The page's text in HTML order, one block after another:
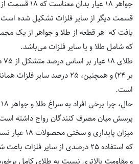
قسمت دیگر از سایر فلزات تشکیل شده
که شامل طلا و یا سایر فلزات می‌باشد.
بر 24) و همچنین، 25 درصد
است.
پرسش میان مصرف کنندگان رواج داشته است.
میزان
که استفاده 25 درصدی از سایر
و مقاومت بالاتری نسبت به طلای کامل